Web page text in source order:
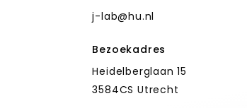
j-lab@hu.nl
Bezoekadres
Heidelberglaan 15
3584CS Utrecht